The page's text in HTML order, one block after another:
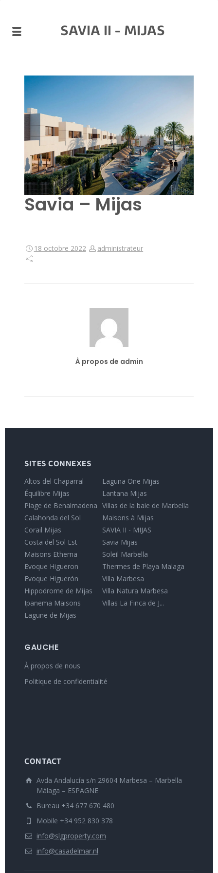
SAVIA II - MIJAS
Savia – Mijas
18 octobre 2022 administrateur
À propos de admin
SITES CONNEXES
Altos del Chaparral
Équilibre Mijas
Plage de Benalmadena
Calahonda del Sol
Corail Mijas
Costa del Sol Est
Maisons Etherna
Evoque Higueron
Evoque Higuerón
Hippodrome de Mijas
Ipanema Maisons
Lagune de Mijas
Laguna One Mijas
Lantana Mijas
Villas de la baie de Marbella
Maisons à Mijas
SAVIA II - MIJAS
Savia Mijas
Soleil Marbella
Thermes de Playa Malaga
Villa Marbesa
Villa Natura Marbesa
Villas La Finca de J...
GAUCHE
À propos de nous
Politique de confidentialité
CONTACT
Avda Andalucía s/n 29604 Marbesa – Marbella
Málaga – ESPAGNE
Bureau +34 677 670 480
Mobile +34 952 830 378
info@slgproperty.com
info@casadelmar.nl